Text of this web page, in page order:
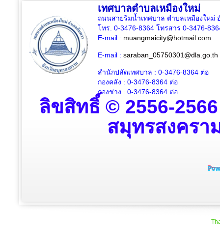
เทศบาลตำบลเหมืองใหม่
ถนนสายริมน้ำเทศบาล ตำบลเหมืองใหม่
โทร. 0-3476-8364 โทรสาร 0-3476-
E-mail : muangmaicity@hotmail.com
E-mail : saraban_05750301@dla.go.th
สำนักปลัดเทศบาล : 0-3476-8364 ต่อ
กองคลัง : 0-3476-8364 ต่อ
กองช่าง : 0-3476-8364 ต่อ
ลิขสิทธิ์ © 2556-
สมุทรสงครา